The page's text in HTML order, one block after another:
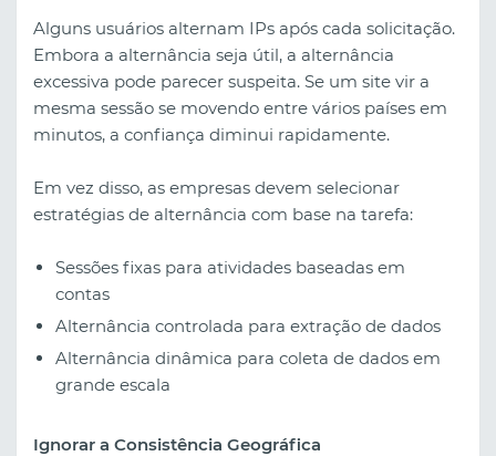
Alguns usuários alternam IPs após cada solicitação.
Embora a alternância seja útil, a alternância
excessiva pode parecer suspeita. Se um site vir a
mesma sessão se movendo entre vários países em
minutos, a confiança diminui rapidamente.
Em vez disso, as empresas devem selecionar
estratégias de alternância com base na tarefa:
Sessões fixas para atividades baseadas em
contas
Alternância controlada para extração de dados
Alternância dinâmica para coleta de dados em
grande escala
Ignorar a Consistência Geográfica